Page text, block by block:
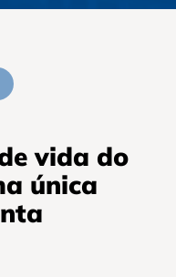
vida do
única